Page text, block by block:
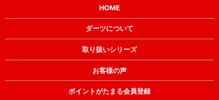
HOME
ダーツについて
取り扱いシリーズ
お客様の声
ポイントがたまる会員登録